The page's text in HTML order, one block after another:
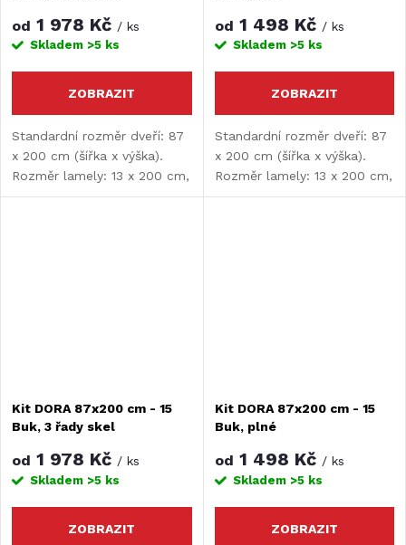
od 1 978 Kč / ks
Skladem >5 ks
ZOBRAZIT
Standardní rozměr dveří: 87
x 200 cm (šířka x výška).
Rozměr lamely: 13 x 200 cm,
tloušťka lamely: 9 mm.
od 1 498 Kč / ks
Skladem >5 ks
ZOBRAZIT
Standardní rozměr dveří: 87
x 200 cm (šířka x výška).
Rozměr lamely: 13 x 200 cm,
tloušťka lamely: 9 mm.
Kit DORA 87x200 cm - 15
Buk, 3 řady skel
od 1 978 Kč / ks
Skladem >5 ks
ZOBRAZIT
Kit DORA 87x200 cm - 15
Buk, plné
od 1 498 Kč / ks
Skladem >5 ks
ZOBRAZIT